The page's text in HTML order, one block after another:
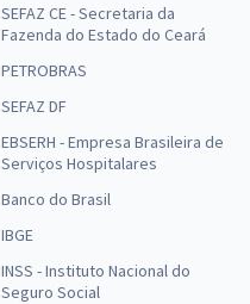
SEFAZ CE - Secretaria da
Fazenda do Estado do Ceará
PETROBRAS
SEFAZ DF
EBSERH - Empresa Brasileira de
Serviços Hospitalares
Banco do Brasil
IBGE
INSS - Instituto Nacional do
Seguro Social